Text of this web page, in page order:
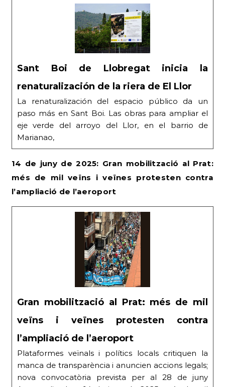
Sant Boi de Llobregat inicia la
renaturalización de la riera de El Llor
La renaturalización del espacio público da un
paso más en Sant Boi. Las obras para ampliar el
eje verde del arroyo del Llor, en el barrio de
Marianao,
14 de juny de 2025: Gran mobilització al Prat:
més de mil veïns i veïnes protesten contra
l’ampliació de l’aeroport
Gran mobilització al Prat: més de mil
veïns i veïnes protesten contra
l’ampliació de l’aeroport
Plataformes veïnals i polítics locals critiquen la
manca de transparència i anuncien accions legals;
nova convocatòria prevista per al 28 de juny